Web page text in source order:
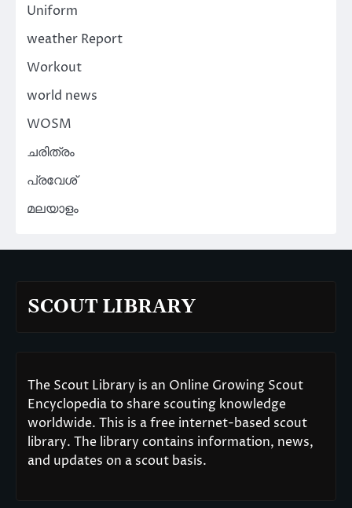
Uniform
weather Report
Workout
world news
WOSM
ചരിത്രം
പ്രവേശ്
മലയാളം
SCOUT LIBRARY
The Scout Library is an Online Growing Scout
Encyclopedia to share scouting knowledge
worldwide. This is a free internet-based scout
library. The library contains information, news,
and updates on a scout basis.